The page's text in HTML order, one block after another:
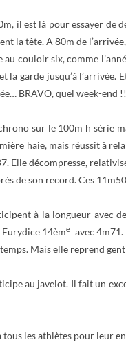
il est là pour essayer de
la tête. A 80m de
au couloir six, comme
la garde jusqu’à l’arrivée.
BRAVO, quel week-end
sur le 100m h série
haie, mais réussit à
Elle décompresse,
de son record. Ces
à la longueur avec
14ème avec
Mais elle reprend
au javelot. Il fait un
tous les athlètes pour leur